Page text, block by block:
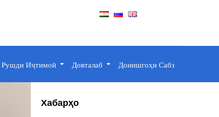
Рушди Иҷтимоӣ Довталаб Донишгоҳи Сабз
Хабарҳо